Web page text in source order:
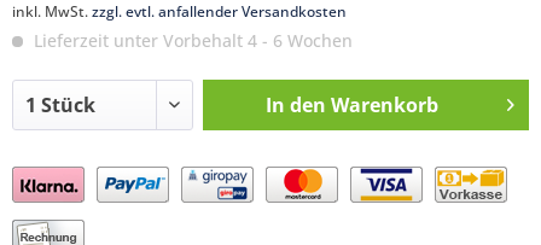
inkl. MwSt.zzgl. evtl. anfallender Versandkosten
Lieferzeit unter Vorbehalt 4 - 6 Wochen
In den Warenkorb
Preis anfragen